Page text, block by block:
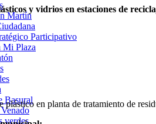
Martín
Participativo
Mi Plaza
Basural
verdes
y vidrios en estaciones de
en planta de tratamiento de